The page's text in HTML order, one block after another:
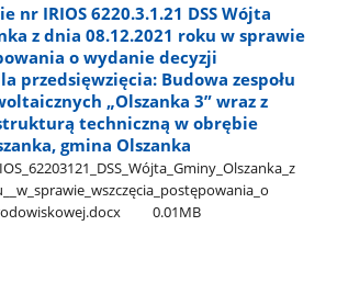
nr IRIOS 6220.3.1.21 DSS Wójta
z dnia 08.12.2021 roku w sprawie
o wydanie decyzji
przedsięwzięcia: Budowa zespołu
„Olszanka 3” wraz z
techniczną w obrębie
gmina Olszanka
0.01MB